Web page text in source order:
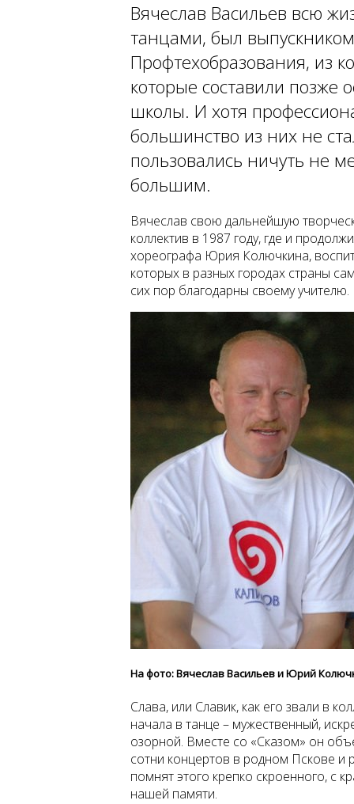
Вячеслав Васильев всю
танцами, был
Профтехобразования, из
которые составили позже
школы. И хотя
большинство из них не
пользовались ничуть не
большим.
Вячеслав свою дальнейшую
коллектив в 1987 году, где и
хореографа Юрия Колючкина,
которых в разных городах страны
сих пор благодарны своему учителю.
На фото: Вячеслав Васильев и Юрий
Слава, или Славик, как его звали в
начала в танце – мужественный,
озорной. Вместе со «Сказом» он
сотни концертов в родном Пскове и
помнят этого крепко скроенного, с
нашей памяти.